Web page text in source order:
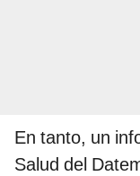
En tanto, un
Salud del